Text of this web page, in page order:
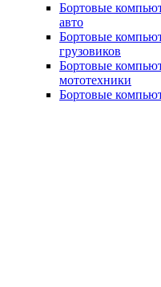
Бортовые
авто
Бортовые
грузовиков
Бортовые
мототехники
Бортовые